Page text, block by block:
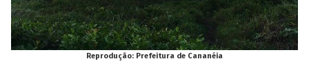
Reprodução: Prefeitura de Cananéia